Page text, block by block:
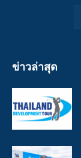
ข่าวล่าสุด